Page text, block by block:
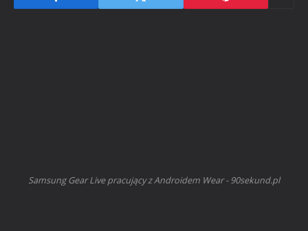
Samsung Gear Live pracujący z Androidem Wear - 90sekund.pl